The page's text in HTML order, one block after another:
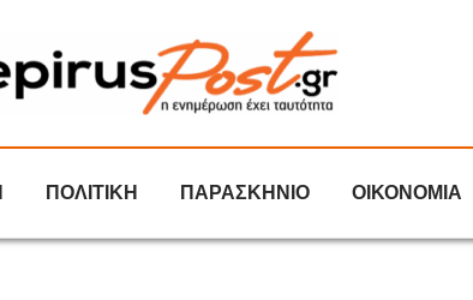
ΠΟΛΙΤΙΚΗ ΠΑΡΑΣΚΗΝΙΟ ΟΙΚΟΝΟΜΙΑ